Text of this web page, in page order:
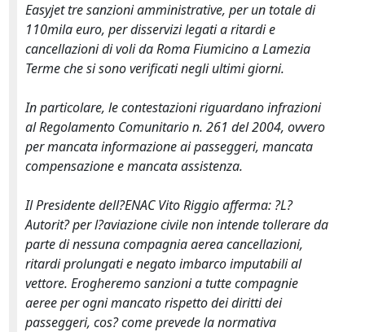
Easyjet tre sanzioni amministrative, per un totale di
110mila euro, per disservizi legati a ritardi e
cancellazioni di voli da Roma Fiumicino a Lamezia
Terme che si sono verificati negli ultimi giorni.
In particolare, le contestazioni riguardano infrazioni
al Regolamento Comunitario n. 261 del 2004, ovvero
per mancata informazione ai passeggeri, mancata
compensazione e mancata assistenza.
Il Presidente dell?ENAC Vito Riggio afferma: ?L?
Autorit? per l?aviazione civile non intende tollerare da
parte di nessuna compagnia aerea cancellazioni,
ritardi prolungati e negato imbarco imputabili al
vettore. Erogheremo sanzioni a tutte compagnie
aeree per ogni mancato rispetto dei diritti dei
passeggeri, cos? come prevede la normativa